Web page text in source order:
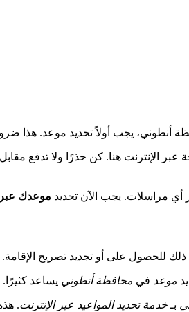
أنطوني، يجب أولاً تحديد موعد. هذا
عبر الإنترنت هنا. كن حذرًا ولا تدفع
موعدك عبر
ذلك للحصول على أو تجديد تصريح
موعد في محافظة أنطوني
بـ خدمة تحديد المواعيد عبر الإنترنت